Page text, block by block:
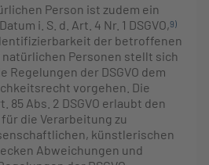
Person ist zudem ein
i. S. d. Art. 4 Nr. 1 DSGVO,9)
der betroffenen
Personen stellt sich
Regelungen der DSGVO dem
vorgehen. Die
85 Abs. 2 DSGVO erlaubt den
die Verarbeitung zu
künstlerischen
Abweichungen und